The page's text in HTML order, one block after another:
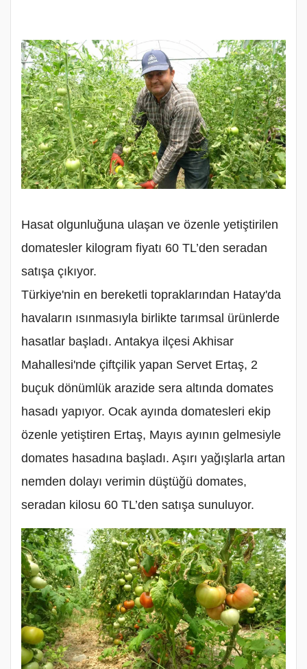
Hasat olgunluğuna ulaşan ve özenle yetiştirilen
domatesler kilogram fiyatı 60 TL’den seradan
satışa çıkıyor.
Türkiye'nin en bereketli topraklarından Hatay'da
havaların ısınmasıyla birlikte tarımsal ürünlerde
hasatlar başladı. Antakya ilçesi Akhisar
Mahallesi'nde çiftçilik yapan Servet Ertaş, 2
buçuk dönümlük arazide sera altında domates
hasadı yapıyor. Ocak ayında domatesleri ekip
özenle yetiştiren Ertaş, Mayıs ayının gelmesiyle
domates hasadına başladı. Aşırı yağışlarla artan
nemden dolayı verimin düştüğü domates,
seradan kilosu 60 TL’den satışa sunuluyor.